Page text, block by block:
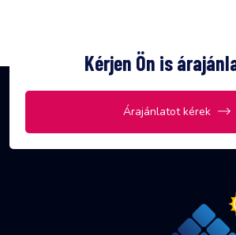
Kérjen Ön is
Árajánlatot kérek